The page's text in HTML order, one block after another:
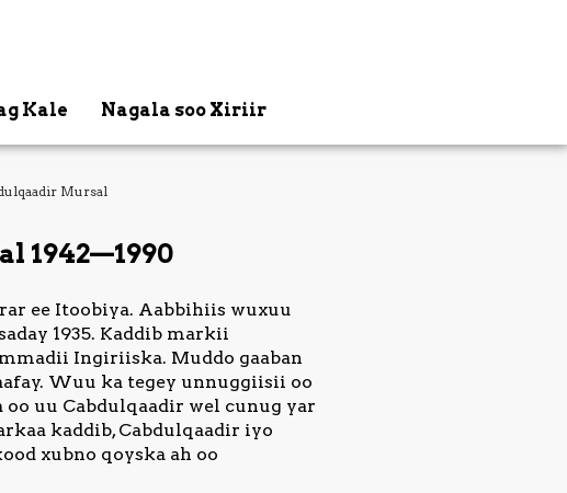
Kale Nagala soo Xiriir
Mursal
1942—1990
ee Itoobiya. Aabbihiis wuxuu
1935. Kaddib markii
Ingiriiska. Muddo gaaban
Wuu ka tegey unnuggiisii oo
uu Cabdulqaadir wel cunug yar
kaddib, Cabdulqaadir iyo
xubno qoyska ah oo